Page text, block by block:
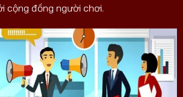
cộng đồng người chơi.